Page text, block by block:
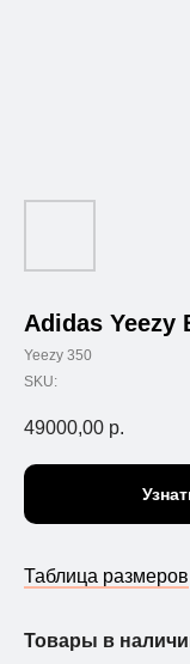
Adidas Yeezy
Yeezy 350
SKU:
49000,00 р.
Таблица размеров
Товары в